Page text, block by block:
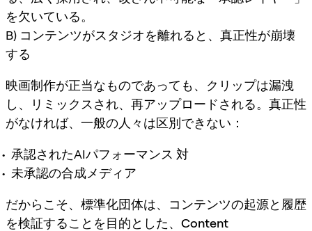
を欠いている。
B) コンテンツがスタジオを離れると、真正性が崩壊
する
映画制作が正当なものであっても、クリップは漏洩
し、リミックスされ、再アップロードされる。真正性
がなければ、一般の人々は区別できない：
承認されたAIパフォーマンス 対
未承認の合成メディア
だからこそ、標準化団体は、コンテンツの起源と履歴
を検証することを目的とした、 Content